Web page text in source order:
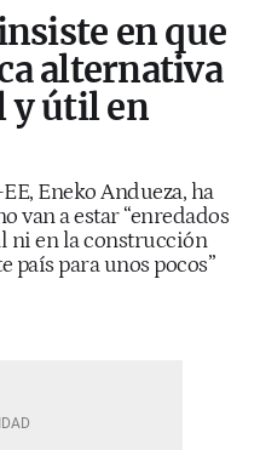
en que
alternativa
y útil en
Eneko Andueza, ha
van a estar “enredados
ni en la construcción
país para unos pocos”